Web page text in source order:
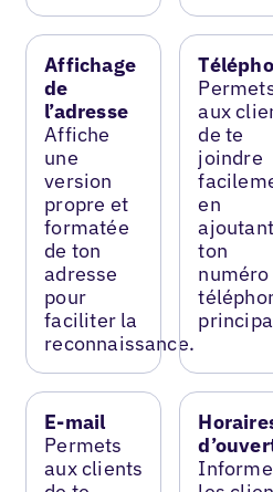
Affichage
de
l’adresse
Affiche
une
version
propre et
formatée
de ton
adresse
pour
faciliter la
reconnaissance.
aux
de te
joindre
en
ajoutant
ton
numéro
E-mail
Permets
aux clients
Informe